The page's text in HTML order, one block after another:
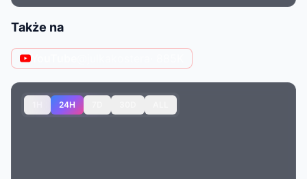
Także na
24H